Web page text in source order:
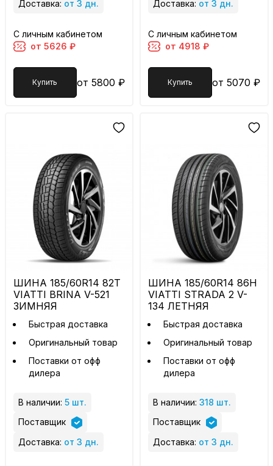
Доставка: от 3 дн.
С личным кабинетом
от 5626 ₽
Купить от 5800 ₽
Доставка: от 3 дн.
С личным кабинетом
от 4918 ₽
Купить от 5070 ₽
ШИНА 185/60R14 82T
VIATTI BRINA V-521
ЗИМНЯЯ
Быстрая доставка
Оригинальный товар
Поставки от офф
дилера
В наличии: 5 шт.
Поставщик
Доставка: от 3 дн.
ШИНА 185/60R14 86H
VIATTI STRADA 2 V-
134 ЛЕТНЯЯ
Быстрая доставка
Оригинальный товар
Поставки от офф
дилера
В наличии: 318 шт.
Поставщик
Доставка: от 3 дн.